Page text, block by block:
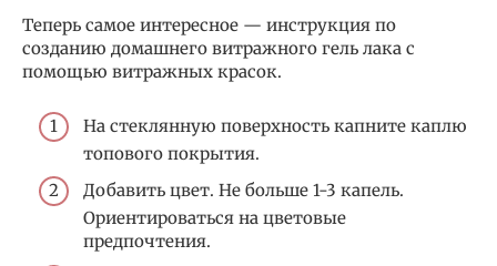
Теперь самое интересное — инструкция по
созданию домашнего витражного гель лака с
помощью витражных красок.
На стеклянную поверхность капните каплю
топового покрытия.
Добавить цвет. Не больше 1-3 капель.
Ориентироваться на цветовые
предпочтения.